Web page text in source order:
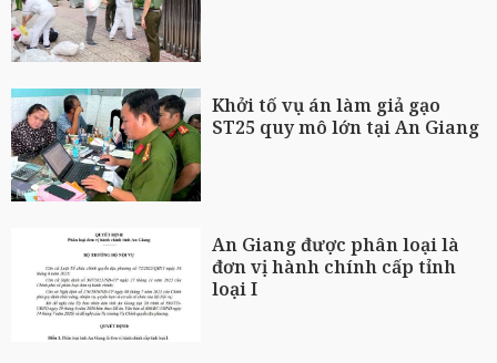
Khởi tố vụ án làm giả gạo
ST25 quy mô lớn tại An Giang
An Giang được phân loại là
đơn vị hành chính cấp tỉnh
loại I